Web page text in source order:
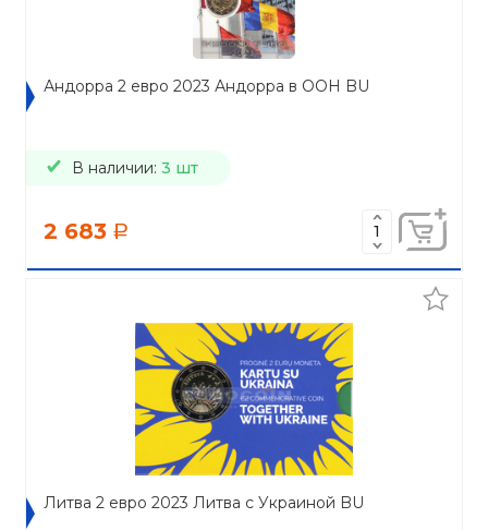
Андорра 2 евро 2023 Андорра в ООН BU
В наличии: 3 шт
2 683 a
Литва 2 евро 2023 Литва с Украиной BU